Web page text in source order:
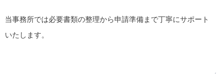
当事務所では必要書類の整理から申請準備まで丁寧にサポート
いたします。